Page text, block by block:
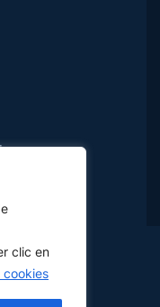
clic en
cookies